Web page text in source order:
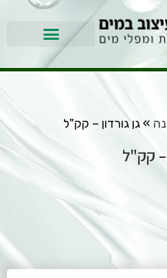
»גן גורדון – קק"ל
– קק"ל